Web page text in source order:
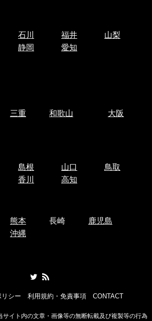
石川 福井
山梨
静岡 愛知
三重 和歌山
大阪
島根 山口
鳥取
香川 高知
熊本 長崎
鹿児島
沖縄
シー 利用規約・免責事項 CONTACT
ト内の文章・画像等の無断転載及び複製等の行為